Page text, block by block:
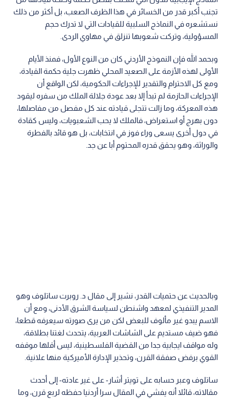
تجنب أكبر قدر من الخسائر في هذا الظرف الصعب، بل أكثر من ذلك
نستشعره في النماذج السلبية للقيادات التي لا تدرك حجم
المسؤولية، وتركت شعوبها تنزلق في مهاوي الردى.
وبحمد الله فإن النموذج الأردني كان من النوع الأول، فمنذ الأيام
الأولى لهذه الأزمة على الصعيد المحلي ظهرت جلية حكمة القيادة،
ومع كل الاحترام والتقدير للإجراءات الحكومية، لكن الواقع أن
الإجراءات الحازمة لم تبدأ إلا بعد عودة جلالة الملك من سفره ليقود
هذه المعركة، وما زالت تتجلى قيادته عند كل مفصل من مفاصلها،
دون بهرج أو استعراض، فالملك لا يحب الشعبويات، وليس كقادة
في دول أخرى يسعى وراء فوز في انتخابات، بل هو قائد بالفطرة
والوراثة، وهو يحقق قدره المحتوم أبا عن جد.
وبالحديث عن حتميات القدر، نشير إلى مقال د. روبرت ساتلوف وهو
المدير التنفيذي لمعهد واشنطن لسياسة الشرق الأدنى، ومع أن
الاسم يبدو غير مألوف للبعض لكن من يرى صورته سيعرفه قطعا،
فهو ضيف مستديم على الشاشات العربية، يتحدث لغتنا بطلاقة،
وله مواقف ايجابية جدا من القضية الفلسطينية، ليس أقلها موقفه
القوي برفض صفقة القرن، وتحذير الإدارة الأميركية منها علانية.
ساتلوف وعبر حسابه على تويتر أشار- على غير عادته- إلى أحدث
مقالاته، قائلا أنه يفشي في المقال سرا أردنيا حفظه لربع قرن، وما